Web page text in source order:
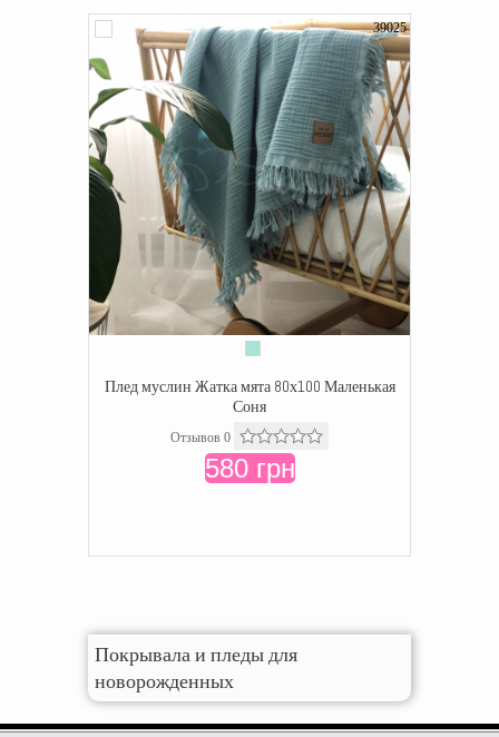
39025
Плед муслин Жатка мята 80х100 Маленькая
Соня
Отзывов 0
580 грн
Покрывала и пледы для
новорожденных